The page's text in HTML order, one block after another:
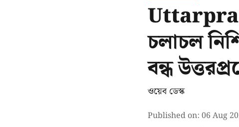
চলাচল
বন্ধ
ওয়েব ডেস্ক
Published on: 06 Aug